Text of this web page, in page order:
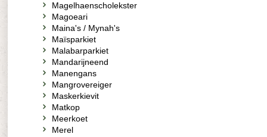
Magelhaenscholekster
Magoeari
Maina's / Mynah's
Maïsparkiet
Malabarparkiet
Mandarijneend
Manengans
Mangrovereiger
Maskerkievit
Matkop
Meerkoet
Merel